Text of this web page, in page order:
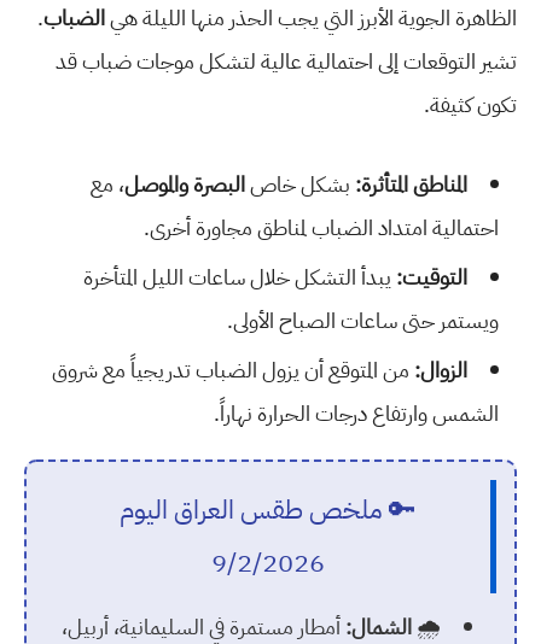
الظاهرة الجوية الأبرز التي يجب الحذر منها الليلة هيالضباب.
تشير التوقعات إلى احتمالية عالية لتشكل موجات ضباب قد
تكون كثيفة.
المناطق المتأثرة: بشكل خاصالبصرة والموصل، مع
احتمالية امتداد الضباب لمناطق مجاورة أخرى.
التوقيت: يبدأ التشكل خلال ساعات الليل المتأخرة
ويستمر حتى ساعات الصباح الأولى.
الزوال: من المتوقع أن يزول الضباب تدريجياً مع شروق
الشمس وارتفاع درجات الحرارة نهاراً.
🔑 ملخص طقس العراق اليوم
9/2/2026
🌧️الشمال:أمطار مستمرة في السليمانية، أربيل،